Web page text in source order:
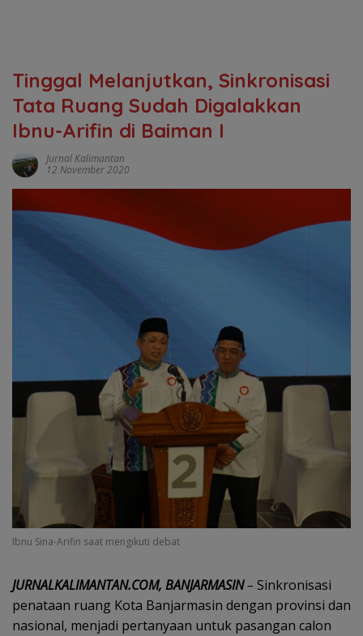
Tinggal Melanjutkan, Sinkronisasi
Tata Ruang Sudah Digalakkan
Ibnu-Arifin di Baiman I
Jurnal Kalimantan
12 November 2020
Ibnu Sina-Arifin saat mengikuti debat
JURNALKALIMANTAN.COM, BANJARMASIN– Sinkronisasi
penataan ruang Kota Banjarmasin dengan provinsi dan
nasional, menjadi pertanyaan untuk pasangan calon